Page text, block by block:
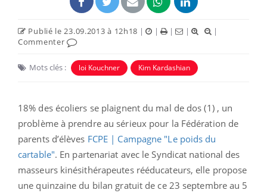
Publié le 23.09.2013 à 12h18 | | | |
|
Commenter
Mots clés : loi Kouchner Kim Kardashian
18% des écoliers se plaignent du mal de dos (1) , un
problème à prendre au sérieux pour la Fédération de
parents d’élèves FCPE | Campagne "Le poids du
cartable". En partenariat avec le Syndicat national des
masseurs kinésithérapeutes rééducateurs, elle propose
une quinzaine du bilan gratuit de ce 23 septembre au 5